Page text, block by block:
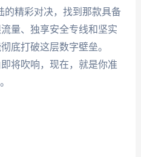
的精彩对决，找到那款具备
量、独享安全专线和坚实
底打破这层数字壁垒。
将吹响，现在，就是你准